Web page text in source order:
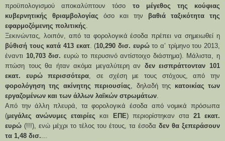
προϋπολογισμού αποκαλύπτουν τόσο το μέγεθος της κούφιας
κυβερνητικής θριαμβολογίας όσο και την βαθιά ταξικότητα της
εφαρμοζόμενης πολιτικής
Ξεκινώντας, λοιπόν, από τα φορολογικά έσοδα πρέπει να σημειωθεί η
βύθισή τους κατά 413 εκατ. (10,290 δισ. ευρώτο α’ τρίμηνο του 2013,
έναντι 10,703 δισ. ευρώ το περυσινό αντίστοιχο διάστημα). Μάλιστα, η
πτώση τους θα ήταν ακόμα μεγαλύτερη αν δεν εισπράττονταν 101
εκατ. ευρώ περισσότερα , σε σχέση με τους στόχους, από την
φορολόγηση της ακίνητης περιουσίας , δηλαδή της κατοικίας των
εργαζομένων και των άλλων λαϊκών στρωμάτων
Από την άλλη πλευρά, τα φορολογικά έσοδα από νομικά πρόσωπα
(μεγάλες ανώνυμες εταιρίες και ΕΠΕ) περιορίστηκαν στα 21 εκατ.
ευρώ (!!!), ενώ μέχρι το τέλος του έτους, τα έσοδα δεν θα ξεπεράσουν
τα 1,48 δισ.